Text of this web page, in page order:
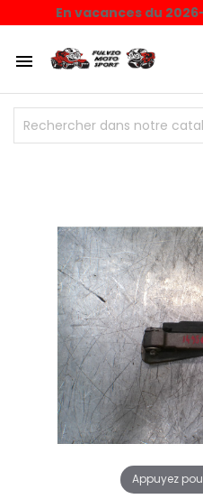
En vacances du

Appuyez